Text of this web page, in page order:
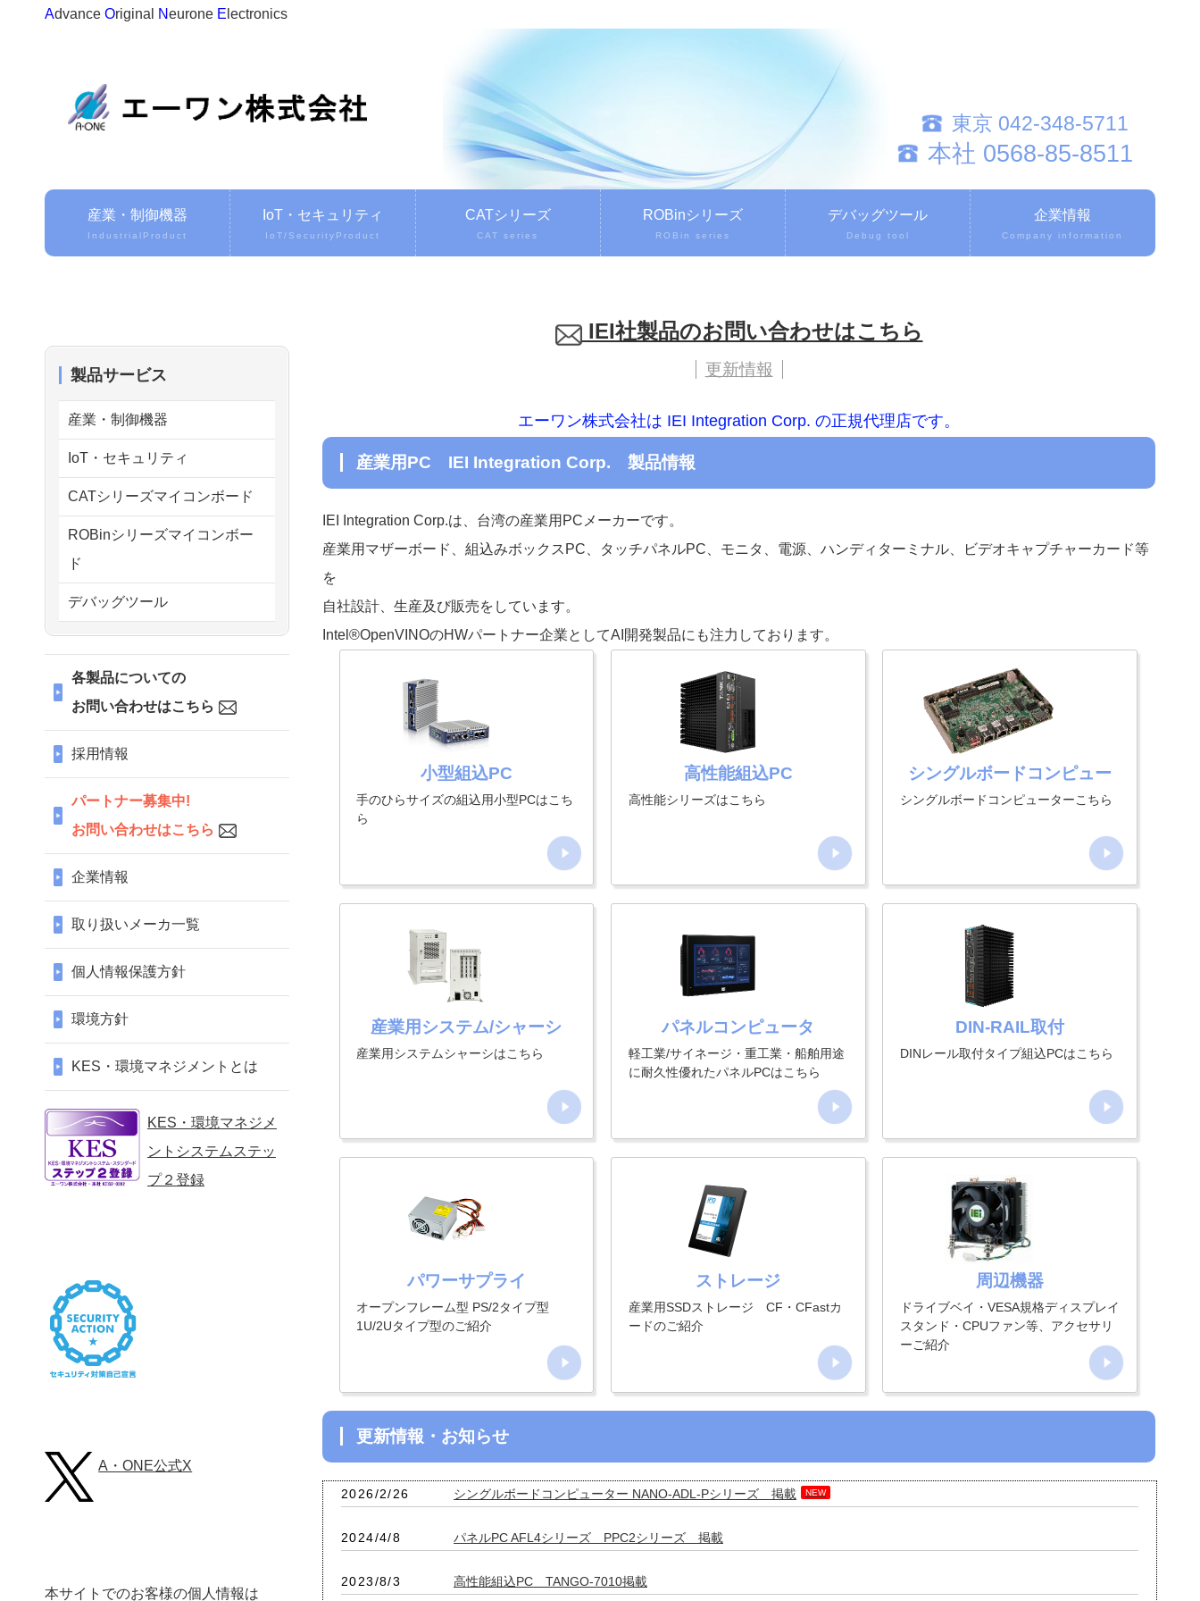
Advance Original Neurone E lectronics
本社 0568-85-8511
東京 042-348-5711
産業・制御機器
IndustrialProduct
IoT・セキュリティ
IoT/SecurityProduct
CATシリーズ
CAT series
ROBinシリーズ
ROBin series
デバッグツール
Debug tool
企業情報
Company information
IEI社製品のお問い合わせはこちら
更新情報
エーワン株式会社は IEI Integration Corp. の正規代理店です。
産業用PC IEI Integration Corp. 製品情報
IEI Integration Corp.は、台湾の産業用PCメーカーです。
産業用マザーボード、組込みボックスPC、タッチパネルPC、モニタ、電源、ハンディターミナル、ビデオキャプチャーカード等
を
自社設計、生産及び販売をしています。
Intel®OpenVINOのHWパートナー企業としてAI開発製品にも注力しております。
小型組込PC
手のひらサイズの組込用小型PCはこち
ら
高性能組込PC
高性能シリーズはこちら
シングルボードコンピュー
タ
シングルボードコンピューターこちら
産業用システム/シャーシ
産業用システムシャーシはこちら
パネルコンピュータ
軽工業/サイネージ・重工業・船舶用途
に耐久性優れたパネルPCはこちら
DIN-RAIL取付
DINレール取付タイプ組込PCはこちら
パワーサプライ
オープンフレーム型 PS/2タイプ型
1U/2Uタイプ型のご紹介
ストレージ
産業用SSDストレージ CF・CFastカ
ードのご紹介
周辺機器
ドライブベイ・VESA規格ディスプレイ
スタンド・CPUファン等、アクセサリ
ーご紹介
更新情報・お知らせ
2026/2/26 シングルボードコンピューター NANO-ADL-Pシリーズ 掲載 NEW
2024/4/8 パネルPC AFL4シリーズ PPC2シリーズ 掲載
2023/8/3 高性能組込PC TANGO-7010掲載
製品サービス
産業・制御機器
IoT・セキュリティ
CATシリーズマイコンボード
ROBinシリーズマイコンボー
ド
デバッグツール
各製品についての
お問い合わせはこちら
採用情報
パートナー募集中!
お問い合わせはこちら
企業情報
取り扱いメーカ一覧
個人情報保護方針
環境方針
KES・環境マネジメントとは
KES・環境マネジメ
ントシステムステッ
プ２登録
A・ONE公式X
本サイトでのお客様の個人情報は